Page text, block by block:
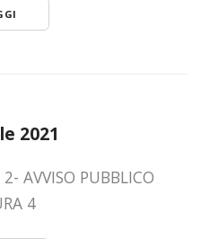
2021
AVVISO PUBBLICO
4